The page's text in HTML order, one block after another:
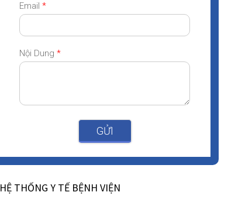
Email *
Nội Dung *
GỬI
HỆ THỐNG Y TẾ BỆNH VIỆN